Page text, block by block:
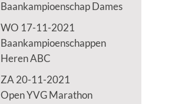
Baankampioenschap Dames
WO 17-11-2021
Baankampioenschappen
Heren ABC
ZA 20-11-2021
Open YVG Marathon